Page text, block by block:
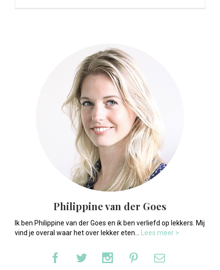
Philippine van der Goes
Ik ben Philippine van der Goes en ik ben verliefd op lekkers. Mij
vind je overal waar het over lekker eten...
Lees meer >